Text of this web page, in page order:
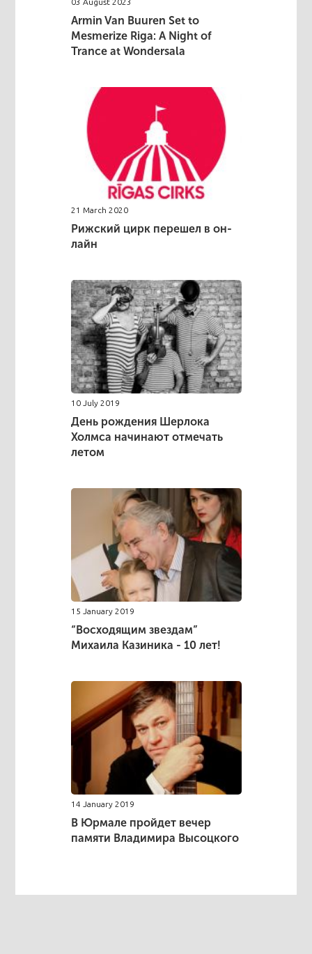
Armin Van Buuren Set to
Mesmerize Riga: A Night of
Trance at Wondersala
21 March 2020
Рижский цирк перешел в он-
лайн
10 July 2019
День рождения Шерлока
Холмса начинают отмечать
летом
15 January 2019
“Восходящим звездам”
Михаила Казиника - 10 лет!
14 January 2019
В Юрмале пройдет вечер
памяти Владимира Высоцкого